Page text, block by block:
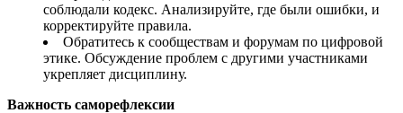
соблюдали кодекс. Анализируйте, где были ошибки, и
корректируйте правила.
Обратитесь к сообществам и форумам по цифровой
этике. Обсуждение проблем с другими участниками
укрепляет дисциплину.
Важность саморефлексии